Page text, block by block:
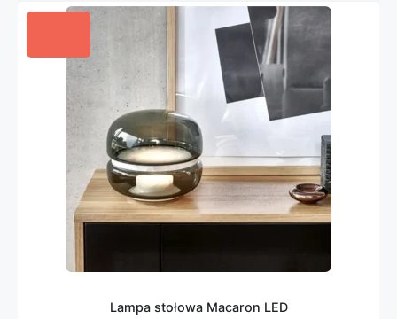
Lampa stołowa Macaron LED